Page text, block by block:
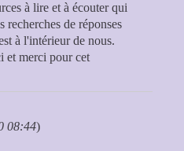
à lire et à écouter qui
recherches de réponses
à l'intérieur de nous.
et merci pour cet
08:44)